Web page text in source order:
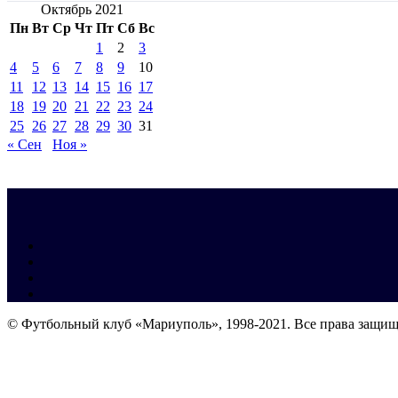
Октябрь 2021
Пн Вт Ср Чт Пт Сб Вс
1
2
3
4
5 6 7 8 9
10
11
12 13 14 15 16 17
18 19 20 21 22 23 24
25 26 27 28 29 30 31
« Сен
Ноя »
© Футбольный клуб «Мариуполь», 1998-2021. Все права